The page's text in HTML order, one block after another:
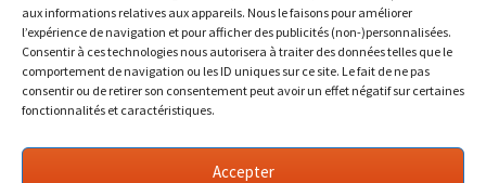
aux informations relatives aux appareils. Nous le faisons pour améliorer
l’expérience de navigation et pour afficher des publicités (non-)personnalisées.
Consentir à ces technologies nous autorisera à traiter des données telles que le
comportement de navigation ou les ID uniques sur ce site. Le fait de ne pas
consentir ou de retirer son consentement peut avoir un effet négatif sur certaines
fonctionnalités et caractéristiques.
Accepter
internet à partir de 2009 au travers d'un blog qui a connu un relatif
succès. Fin 2013, je décide de prendre mon autonomie et me lancer
avec mon propre site : l'Automobile Ancienne.
Me contacter : alex(at)lautomobileancienne.com